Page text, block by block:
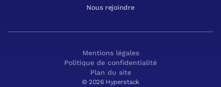
Nous rejoindre
© 2026 Hyperstack
Mentions légales
Politique de confidentialité
Plan du site